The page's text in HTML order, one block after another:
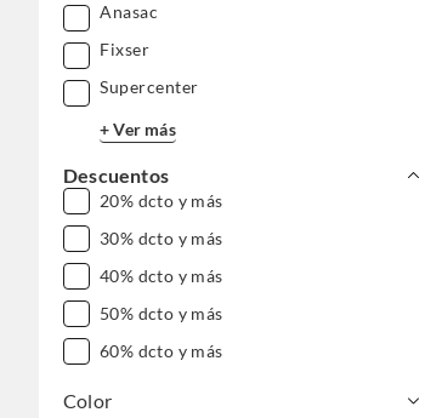
Anasac
Fixser
Supercenter
+ Ver más
Descuentos
20% dcto y más
30% dcto y más
40% dcto y más
50% dcto y más
60% dcto y más
Color